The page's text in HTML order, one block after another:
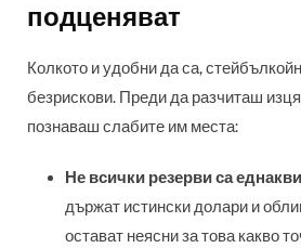
подценяват
Колкото и удобни да са,
безрискови. Преди да разчиташ
познаваш слабите им места:
Не всички резерви са
държат истински долари и
остават неясни за това какво